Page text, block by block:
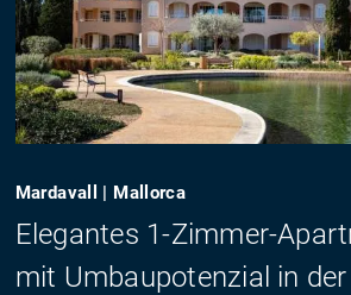
Mardavall | Mallorca
Elegantes 1-Zimmer-
mit Umbaupotenzial in der